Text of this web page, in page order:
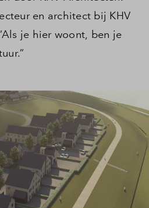
Inloggen
en architect bij KHV
je hier woont, ben je